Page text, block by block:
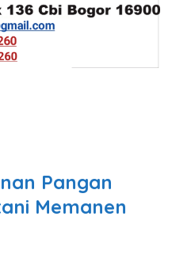
Pangan
Memanen